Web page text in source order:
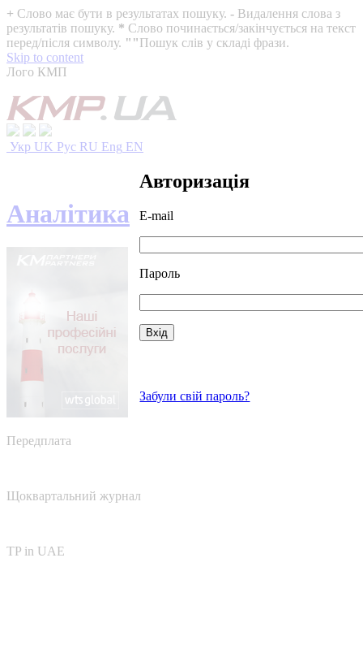
+ Слово має бути в результатах пошуку. - Видалення слова з
результатів пошуку. * Слово починається/закінчується на текст
перед/після символу. ""Пошук слів у складі фрази.
Skip to content
Лого КМП
Укр UK Рус RU Eng EN
Авторизація
E-mail
Пароль
Забули свій пароль?
Аналітика
Передплата
Щоквартальний журнал
TP in UAE